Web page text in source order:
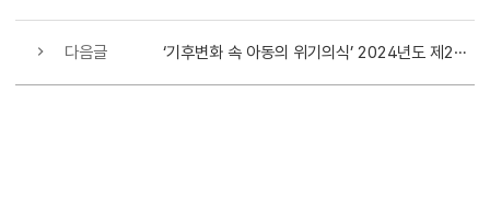
다음글 ‘기후변화 속 아동의 위기의식’ 2024년도 제21회 대한민국 전국 아동총회 개최